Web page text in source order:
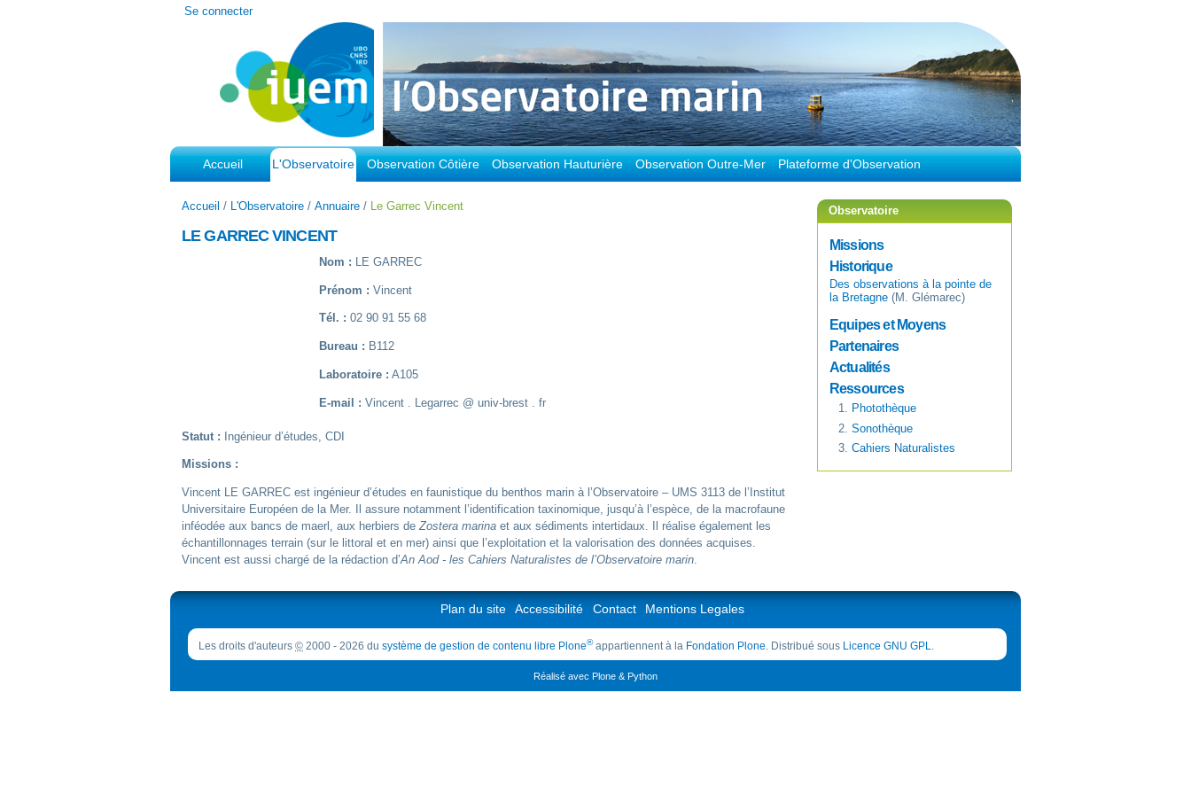
Outils
Se connecter
Accueil L'Observatoire Observation Côtière Observation Hauturière Observation Outre-Mer Plateforme d'Observation
Accueil / L'Observatoire /Annuaire / Le Garrec Vincent
LE GARREC VINCENT
Nom : LE GARREC
Prénom : Vincent
Tél. : 02 90 91 55 68
Bureau : B112
Laboratoire : A105
E-mail : Vincent . Legarrec @ univ-brest . fr
Statut : Ingénieur d’études, CDI
Missions :
Vincent LE GARREC est ingénieur d’études en faunistique du benthos marin à l’Observatoire – UMS 3113 de l’Institut
Universitaire Européen de la Mer. Il assure notamment l’identification taxinomique, jusqu’à l’espèce, de la macrofaune
inféodée aux bancs de maerl, aux herbiers deZostera marina et aux sédiments intertidaux. Il réalise également les
échantillonnages terrain (sur le littoral et en mer) ainsi que l’exploitation et la valorisation des données acquises.
Vincent est aussi chargé de la rédaction d’An Aod - les Cahiers Naturalistes de l’Observatoire marin.
Observatoire
Missions
Historique
Des observations à la pointe de
la Bretagne(M. Glémarec)
Equipes et Moyens
Partenaires
Actualités
Ressources
Photothèque
Sonothèque
Cahiers Naturalistes
Plan du site Accessibilité Contact Mentions Legales
Les droits d'auteurs © 2000 - 2026 du système de gestion de contenu libre Plone®appartiennent à la Fondation Plone. Distribué sous Licence GNU GPL.
Réalisé avec Plone & Python